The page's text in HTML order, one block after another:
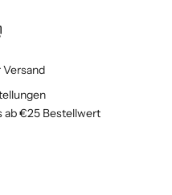
ab €25 Bestellwert
zu Element 1
zu Element 2